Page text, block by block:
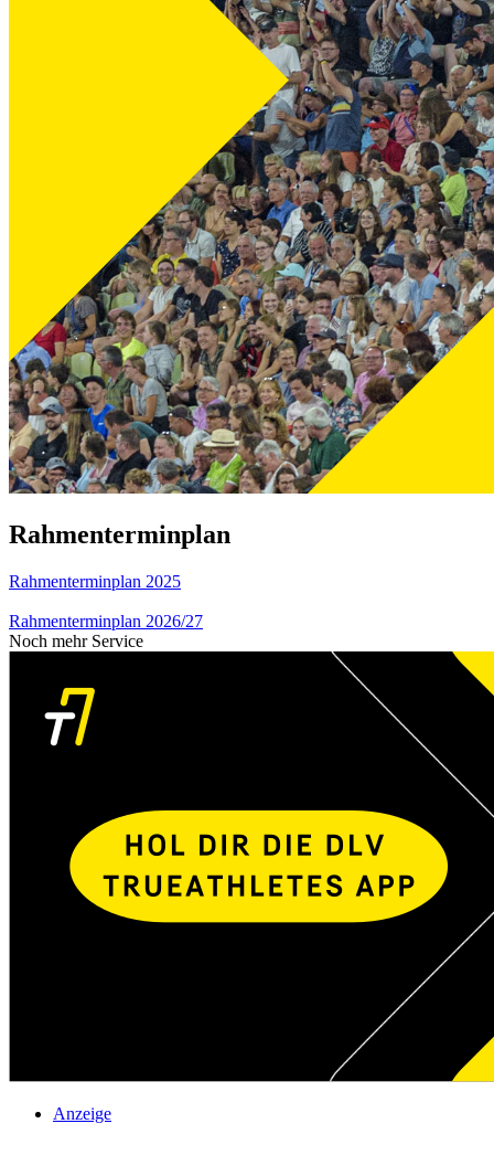
Rahmenterminplan
Rahmenterminplan 2025
Rahmenterminplan 2026/27
Noch mehr Service
Anzeige